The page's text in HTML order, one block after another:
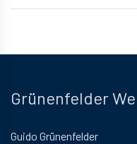
Grünenfelder
Guido Grünenfelder